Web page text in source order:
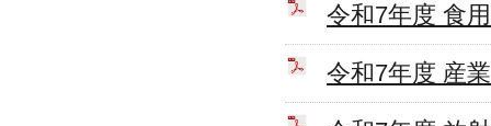
令和7年度 食
令和7年度 産